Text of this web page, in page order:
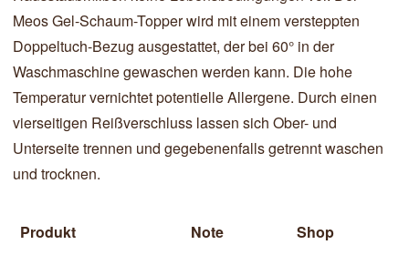
Meos Gel-Schaum-Topper wird mit einem versteppten
Doppeltuch-Bezug ausgestattet, der bei 60° in der
Waschmaschine gewaschen werden kann. Die hohe
Temperatur vernichtet potentielle Allergene. Durch einen
vierseitigen Reißverschluss lassen sich Ober- und
Unterseite trennen und gegebenenfalls getrennt waschen
und trocknen.
Produkt Note
Shop